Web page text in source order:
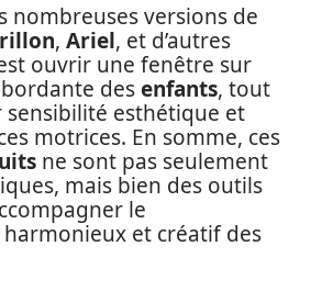
nombreuses versions de
, Ariel, et d’autres
ouvrir une fenêtre sur
desenfants, tout
esthétique et
motrices. En somme, ces
ne sont pas seulement
mais bien des outils
le
et créatif des